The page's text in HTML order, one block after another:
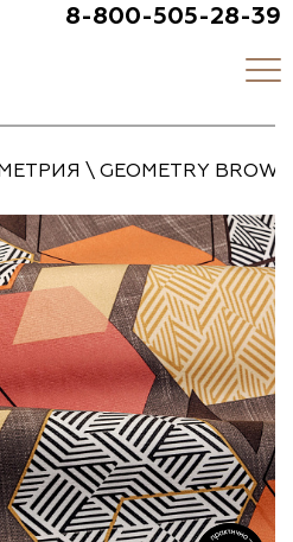
8-800-505-28-39
\ GEOMETRY BROWN